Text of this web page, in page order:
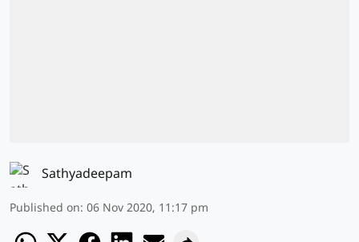
Sathyadeepam
Published on: 06 Nov 2020, 11:17 pm